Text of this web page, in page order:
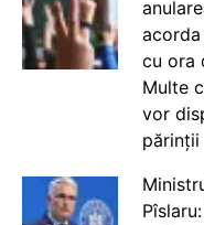
cu ora
Multe
vor
părinții